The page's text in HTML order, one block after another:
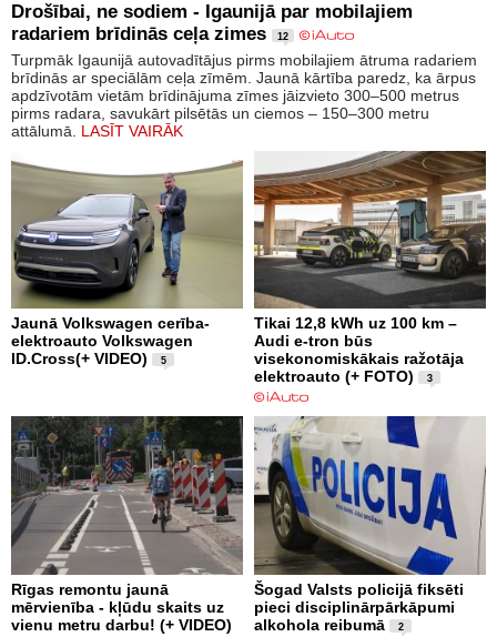
Drošībai, ne sodiem - Igaunijā par mobilajiem
radariem brīdinās ceļa zimes
12
Turpmāk Igaunijā autovadītājus pirms mobilajiem ātruma radariem
brīdinās ar speciālām ceļa zīmēm. Jaunā kārtība paredz, ka ārpus
apdzīvotām vietām brīdinājuma zīmes jāizvieto 300–500 metrus
pirms radara, savukārt pilsētās un ciemos – 150–300 metru
attālumā. LASĪT VAIRĀK
Jaunā Volkswagen cerība-
elektroauto Volkswagen
ID.Cross(+ VIDEO)
5
Tikai 12,8 kWh uz 100 km –
Audi e-tron būs
visekonomiskākais ražotāja
elektroauto (+ FOTO)
3
Rīgas remontu jaunā
mērvienība - kļūdu skaits uz
vienu metru darbu! (+ VIDEO)
Šogad Valsts policijā fiksēti
pieci disciplinārpārkāpumi
alkohola reibumā
2